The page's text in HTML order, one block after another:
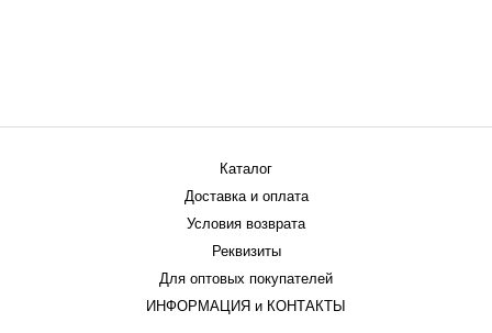
Каталог
Доставка и оплата
Условия возврата
Реквизиты
Для оптовых покупателей
ИНФОРМАЦИЯ и КОНТАКТЫ